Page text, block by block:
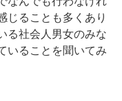
じることも多くあり
る社会人男女のみな
いることを聞いてみ